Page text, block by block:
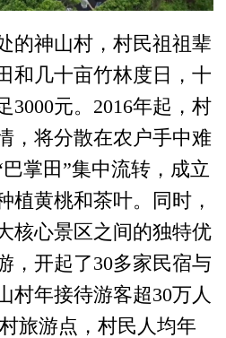
神山村，村民祖祖辈
和几十亩竹林度日，十
3000元。2016年起，村
，将分散在农户手中难
掌田”集中流转，成立
植黄桃和茶叶。同时，
核心景区之间的独特优
，开起了30多家民宿与
村年接待游客超30万人
旅游点，村民人均年